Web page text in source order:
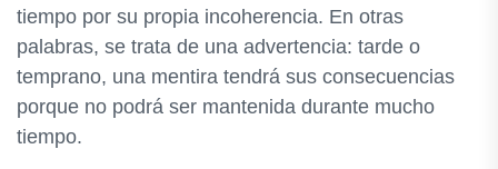
tiempo por su propia incoherencia. En otras
palabras, se trata de una advertencia: tarde o
temprano, una mentira tendrá sus consecuencias
porque no podrá ser mantenida durante mucho
tiempo.